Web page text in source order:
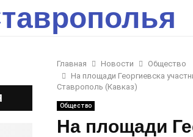
Главная Новости
Общество
На площади Георгиевска
Ставрополь (Кавказ)
Общество
На площади